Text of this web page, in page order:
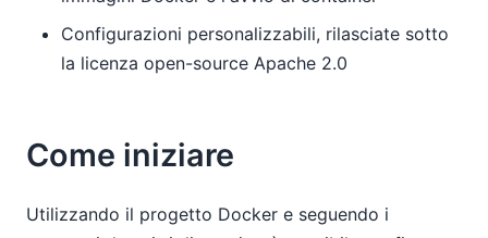
Configurazioni personalizzabili, rilasciate sotto
la licenza open-source Apache 2.0
Come iniziare
Utilizzando il progetto Docker e seguendo i